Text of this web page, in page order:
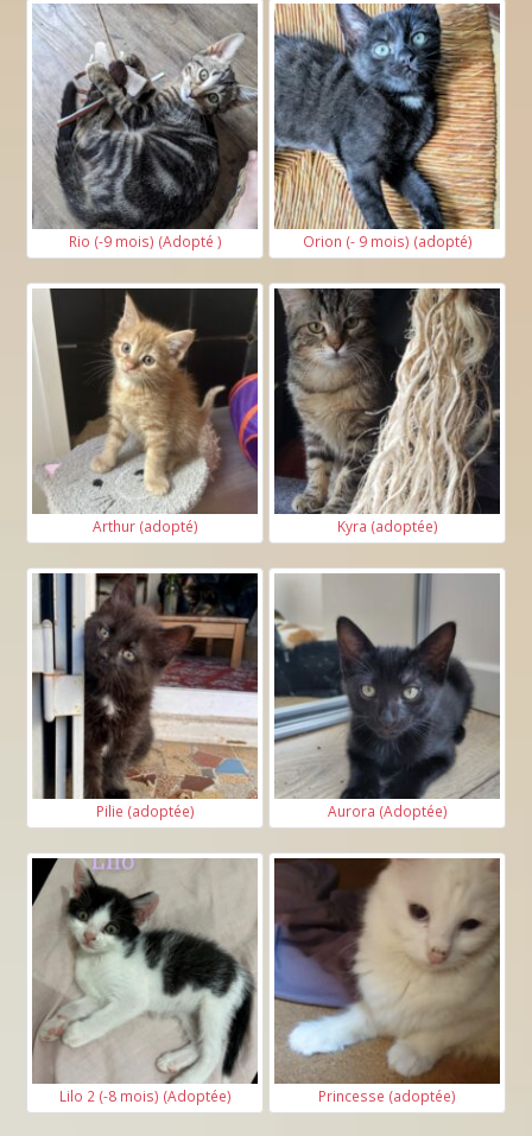
Rio (-9 mois) (Adopté ) Orion (- 9 mois) (adopté)
Arthur (adopté) Kyra (adoptée)
Pilie (adoptée) Aurora (Adoptée)
Lilo 2 (-8 mois) (Adoptée) Princesse (adoptée)